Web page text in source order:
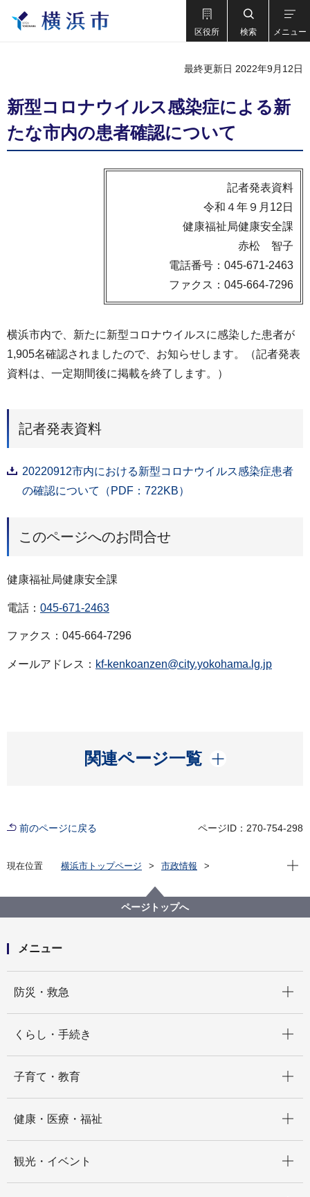
区役所 検索 メニュー
最終更新日 2022年9月12日
新型コロナウイルス感染症による新
たな市内の患者確認について
記者発表資料
令和４年９月12日
健康福祉局健康安全課
赤松 智子
電話番号：045-671-2463
ファクス：045-664-7296
横浜市内で、新たに新型コロナウイルスに感染した患者が
1,905名確認されましたので、お知らせします。（記者発表
資料は、一定期間後に掲載を終了します。）
記者発表資料
20220912市内における新型コロナウイルス感染症患者
の確認について（PDF：722KB）
このページへのお問合せ
健康福祉局健康安全課
電話： 045-671-2463
ファクス：045-664-7296
メールアドレス： kf-kenkoanzen@city.yokohama.lg.jp
関連ページ一覧
開く
前のページに戻る ページID：270-754-298
現在位置 横浜市トップページ
市政情報
新型コロナウイルス感染症による新たな市内の患者確
認について
現在
ページトップへ
メニュー
防災・救急
くらし・手続き
子育て・教育
健康・医療・福祉
観光・イベント